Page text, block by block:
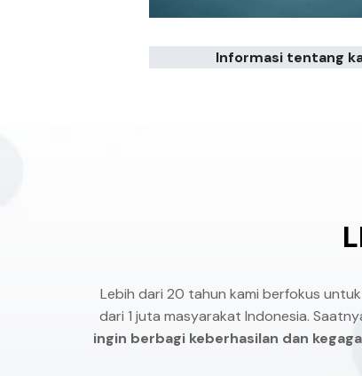
Informasi tentang
Lebih dari 20 tahun kami berfokus
dari 1 juta masyarakat Indonesia.
ingin berbagi keberhasilan dan